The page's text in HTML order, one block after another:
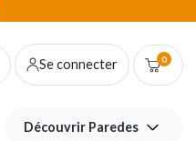
Se connecter 0
Découvrir Paredes